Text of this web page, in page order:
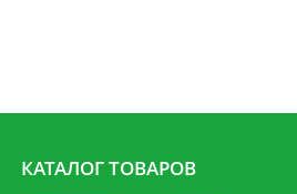
КАТАЛОГ ТОВАРОВ